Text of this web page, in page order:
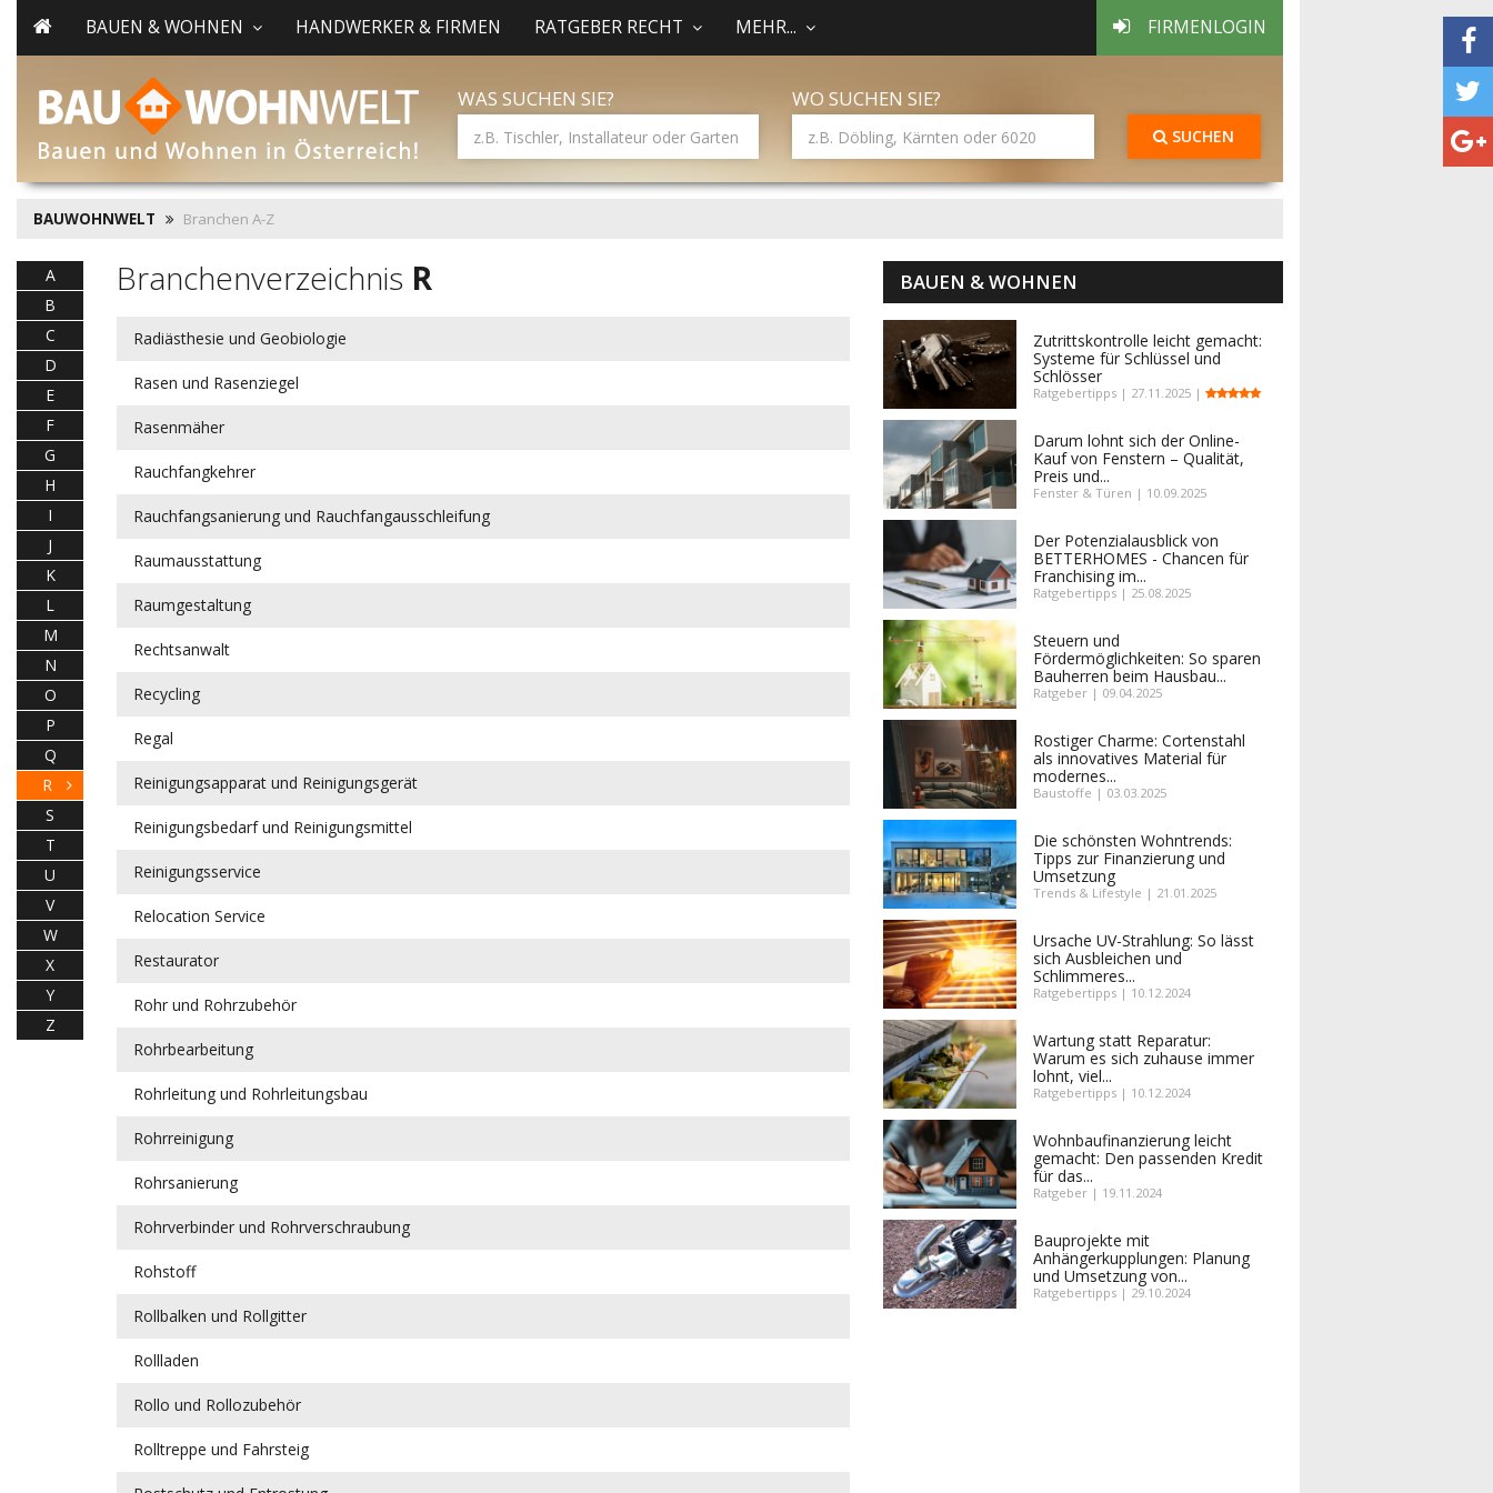
BAUEN & WOHNEN HANDWERKER & FIRMEN RATGEBER RECHT MEHR... FIRMENLOGIN
WAS SUCHEN SIE? WO SUCHEN SIE?
SUCHEN
BAUWOHNWELT Branchen A-Z
A
B
C
D
E
F
G
H
I
J
K
L
M
N
O
P
Q
R
S
T
U
V
W
X
Y
Z
Branchenverzeichnis R
Radiästhesie und Geobiologie
Rasen und Rasenziegel
Rasenmäher
Rauchfangkehrer
Rauchfangsanierung und Rauchfangausschleifung
Raumausstattung
Raumgestaltung
Rechtsanwalt
Recycling
Regal
Reinigungsapparat und Reinigungsgerät
Reinigungsbedarf und Reinigungsmittel
Reinigungsservice
Relocation Service
Restaurator
Rohr und Rohrzubehör
Rohrbearbeitung
Rohrleitung und Rohrleitungsbau
Rohrreinigung
Rohrsanierung
Rohrverbinder und Rohrverschraubung
Rohstoff
Rollbalken und Rollgitter
Rollladen
Rollo und Rollozubehör
Rolltreppe und Fahrsteig
BAUEN & WOHNEN
Zutrittskontrolle leicht gemacht:
Systeme für Schlüssel und
Schlösser
Ratgebertipps | 27.11.2025 |
Darum lohnt sich der Online-
Kauf von Fenstern – Qualität,
Preis und...
Fenster & Türen | 10.09.2025
Der Potenzialausblick von
BETTERHOMES - Chancen für
Franchising im...
Ratgebertipps | 25.08.2025
Steuern und
Fördermöglichkeiten: So sparen
Bauherren beim Hausbau...
Ratgeber | 09.04.2025
Rostiger Charme: Cortenstahl
als innovatives Material für
modernes...
Baustoffe | 03.03.2025
Die schönsten Wohntrends:
Tipps zur Finanzierung und
Umsetzung
Trends & Lifestyle | 21.01.2025
Ursache UV-Strahlung: So lässt
sich Ausbleichen und
Schlimmeres...
Ratgebertipps | 10.12.2024
Wartung statt Reparatur:
Warum es sich zuhause immer
lohnt, viel...
Ratgebertipps | 10.12.2024
Wohnbaufinanzierung leicht
gemacht: Den passenden Kredit
für das...
Ratgeber | 19.11.2024
Bauprojekte mit
Anhängerkupplungen: Planung
und Umsetzung von...
Ratgebertipps | 29.10.2024